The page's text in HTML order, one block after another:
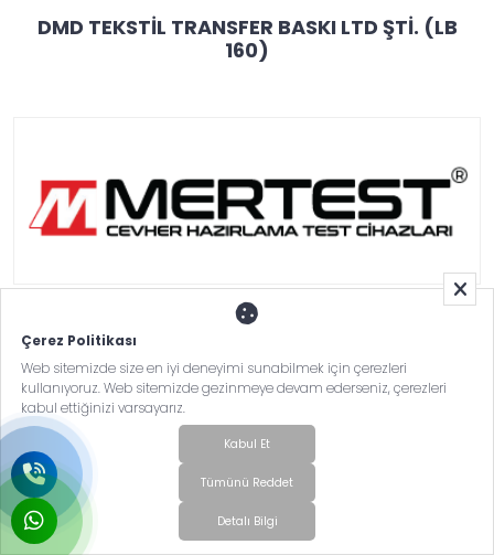
Çerez Politikası
Web sitemizde size en iyi deneyimi sunabilmek için çerezleri
kullanıyoruz. Web sitemizde gezinmeye devam ederseniz, çerezleri
kabul ettiğinizi varsayarız.
Kabul Et
Tümünü Reddet
Detalı Bilgi
DMD TEKSTİL TRANSFER BASKI LTD ŞTİ. (LB
160)
DÖHLER GIDA SAN.TİC.A.Ş.